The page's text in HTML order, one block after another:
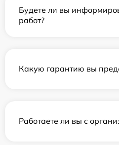
Будете ли вы
работ?
Какую гарантию вы
Работаете ли вы с